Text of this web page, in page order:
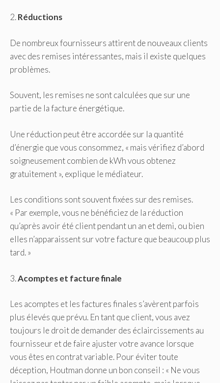
2.Réductions
De nombreux fournisseurs attirent de nouveaux clients
avec des remises intéressantes, mais il existe quelques
problèmes.
Souvent, les remises ne sont calculées que sur une
partie de la facture énergétique.
Une réduction peut être accordée sur la quantité
d’énergie que vous consommez, « mais vérifiez d’abord
soigneusement combien de kWh vous obtenez
gratuitement », explique le médiateur.
Les conditions sont souvent fixées sur des remises.
« Par exemple, vous ne bénéficiez de la réduction
qu’après avoir été client pendant un an et demi, ou bien
elles n’apparaissent sur votre facture que beaucoup plus
tard. »
3.Acomptes et facture finale
Les acomptes et les factures finales s’avèrent parfois
plus élevés que prévu. En tant que client, vous avez
toujours le droit de demander des éclaircissements au
fournisseur et de faire ajuster votre avance lorsque
vous êtes en contrat variable. Pour éviter toute
déception, Houtman donne un bon conseil : « Ne vous